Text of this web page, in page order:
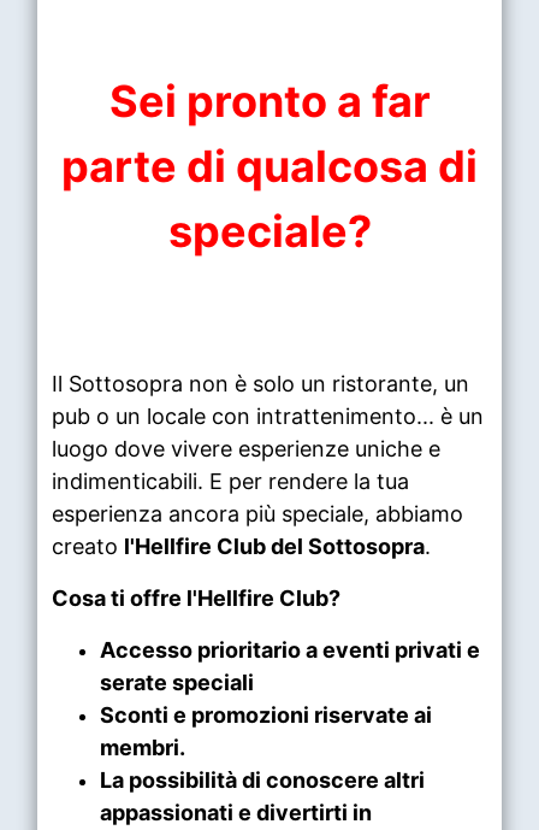
Sei pronto a far
parte di qualcosa di
speciale?
Il Sottosopra non è solo un ristorante, un
pub o un locale con intrattenimento... è un
luogo dove vivere esperienze uniche e
indimenticabili. E per rendere la tua
esperienza ancora più speciale, abbiamo
creato l'Hellfire Club del Sottosopra.
Cosa ti offre l'Hellfire Club?
Accesso prioritario a eventi privati e
serate speciali
Sconti e promozioni riservate ai
membri.
La possibilità di conoscere altri
appassionati e divertirti in